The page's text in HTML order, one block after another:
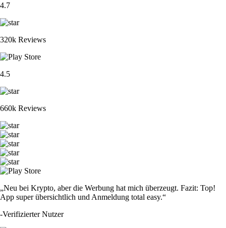
4.7
320k Reviews
4.5
660k Reviews
„Neu bei Krypto, aber die Werbung hat mich überzeugt. Fazit: Top!
App super übersichtlich und Anmeldung total easy.“
-Verifizierter Nutzer